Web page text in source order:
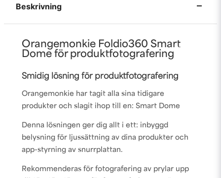
Beskrivning
Orangemonkie Foldio360 Smart
Dome för produktfotografering
Smidig lösning för produktfotografering
Orangemonkie har tagit alla sina tidigare
produkter och slagit ihop till en: Smart Dome
Denna lösningen ger dig allt i ett: inbyggd
belysning för ljussättning av dina produkter och
app-styrning av snurrplattan.
Rekommenderas för fotografering av prylar upp